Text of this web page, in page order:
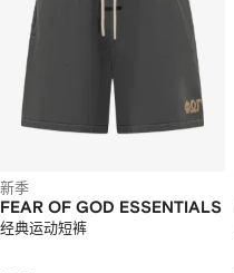
新季
FEAR OF GOD ESSENTIALS
经典运动短裤